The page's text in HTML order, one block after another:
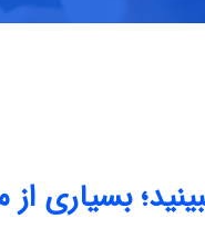
بسیاری